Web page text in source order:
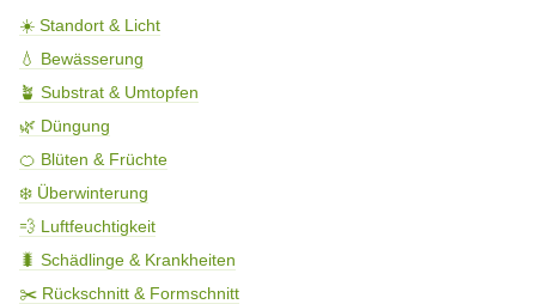
☀️ Standort & Licht
💧 Bewässerung
🪴 Substrat & Umtopfen
🌿 Düngung
🍊 Blüten & Früchte
❄️ Überwinterung
💨 Luftfeuchtigkeit
🐛 Schädlinge & Krankheiten
✂️ Rückschnitt & Formschnitt